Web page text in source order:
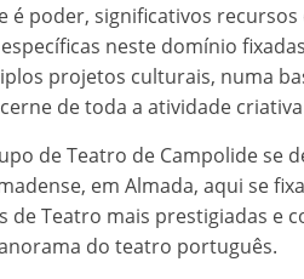
poder, significativos
neste domínio
projetos culturais, numa
de toda a atividade
de Teatro de Campolide se
em Almada, aqui se
Teatro mais prestigiadas e
do teatro português.